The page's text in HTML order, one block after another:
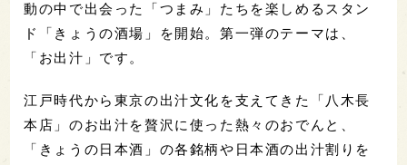
動の中で出会った「つまみ」たちを楽しめるスタン
ド「きょうの酒場」を開始。第一弾のテーマは、
「お出汁」です。
江戸時代から東京の出汁文化を支えてきた「八木長
本店」のお出汁を贅沢に使った熱々のおでんと、
「きょうの日本酒」の各銘柄や日本酒の出汁割りを